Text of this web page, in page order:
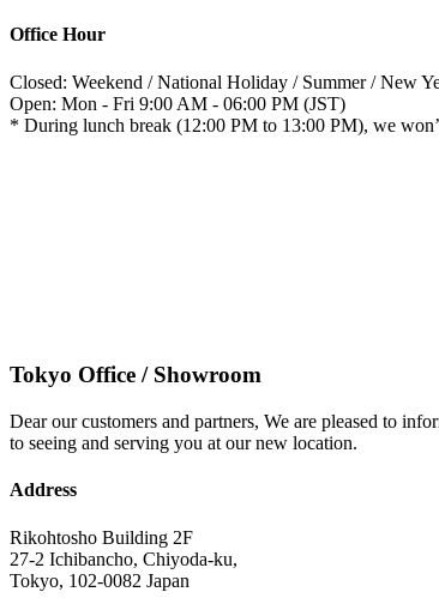
Office Hour
Closed: Weekend / National Holiday / Summer / New
Open: Mon - Fri 9:00 AM - 06:00 PM (JST)
* During lunch break (12:00 PM to 13:00 PM), we
Tokyo Office / Showroom
Dear our customers and partners, We are pleased to
to seeing and serving you at our new location.
Address
Rikohtosho Building 2F
27-2 Ichibancho, Chiyoda-ku,
Tokyo, 102-0082 Japan